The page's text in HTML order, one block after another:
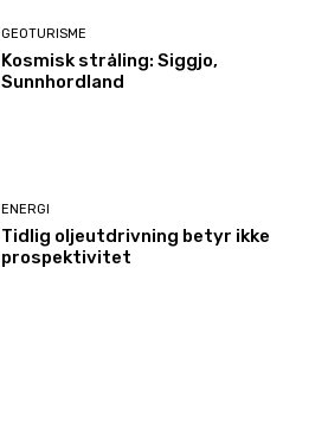
GEOTURISME
Kosmisk stråling: Siggjo,
Sunnhordland
ENERGI
Tidlig oljeutdrivning betyr ikke
prospektivitet